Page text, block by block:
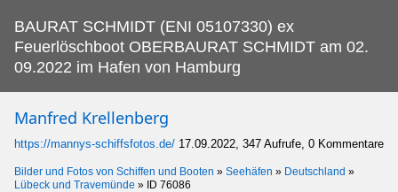
BAURAT SCHMIDT (ENI 05107330) ex
Feuerlöschboot OBERBAURAT SCHMIDT am 02.
09.2022 im Hafen von Hamburg
Manfred Krellenberg
https://mannys-schiffsfotos.de/ 17.09.2022, 347 Aufrufe, 0 Kommentare
Bilder und Fotos von Schiffen und Booten » Seehäfen » Deutschland »
Lübeck und Travemünde » ID 76086